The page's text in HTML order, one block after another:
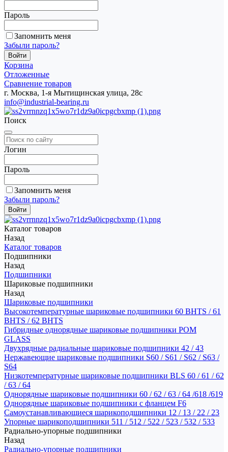
Пароль
Запомнить меня
Забыли пароль?
Корзина
Отложенные
Сравнение товаров
г. Москва, 1-я Мытищинская улица, 28с
info@industrial-bearing.ru
Поиск
Логин
Пароль
Запомнить меня
Забыли пароль?
Каталог товаров
Назад
Каталог товаров
Подшипники
Назад
Подшипники
Шариковые подшипники
Назад
Шариковые подшипники
Высокотемпературные шариковые подшипники 60 BHTS / 61
BHTS / 62 BHTS
Гибридные однорядные шариковые подшипники POM
GLASS
Двухрядные радиальные шариковые подшипники 42 / 43
Нержавеющие шариковые подшипники S60 / S61 / S62 / S63 /
S64
Низкотемпературные шариковые подшипники BLS 60 / 61 / 62
/ 63 / 64
Однорядные шариковые подшипники 60 / 62 / 63 / 64 /618 /619
Однорядные шариковые подшипники с фланцем F6
Самоустанавливающиеся шарикоподшипники 12 / 13 / 22 / 23
Упорные шарикоподшипники 511 / 512 / 522 / 523 / 532 / 533
Радиально-упорные подшипники
Назад
Радиально-упорные подшипники